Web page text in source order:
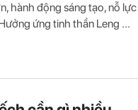
hành động sáng tạo, nỗ lực
ứng tinh thần Leng ...